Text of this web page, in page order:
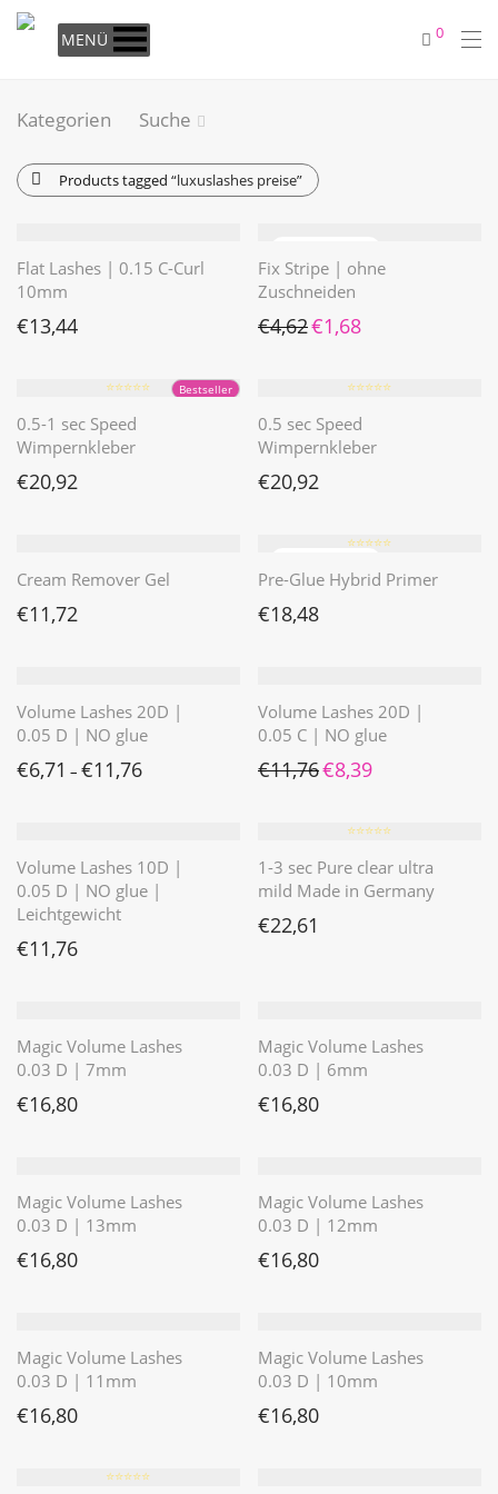
MENÜ 0
Kategorien Suche
Products tagged “luxuslashes preise”
Flat Lashes | 0.15 C-Curl
10mm
€13,44
Fix Stripe | ohne
Zuschneiden
€4,62 Ursprünglicher Preis war:
€1,68
Bestseller
⭐️⭐️⭐️⭐️⭐️
0.5-1 sec Speed
Wimpernkleber
€20,92
⭐️⭐️⭐️⭐️⭐️
0.5 sec Speed
Wimpernkleber
€20,92
Cream Remover Gel
€11,72
⭐️⭐️⭐️⭐️⭐️
Pre-Glue Hybrid Primer
€18,48
Volume Lashes 20D |
0.05 D | NO glue
€6,71 – €11,76
Volume Lashes 20D |
0.05 C | NO glue
€11,76 Ursprünglicher Preis war:
€8,39Aktueller Preis ist:
Volume Lashes 10D |
0.05 D | NO glue |
Leichtgewicht
€11,76
⭐️⭐️⭐️⭐️⭐️
1-3 sec Pure clear ultra
mild Made in Germany
€22,61
Magic Volume Lashes
0.03 D | 7mm
€16,80
Magic Volume Lashes
0.03 D | 6mm
€16,80
Magic Volume Lashes
0.03 D | 13mm
€16,80
Magic Volume Lashes
0.03 D | 12mm
€16,80
Magic Volume Lashes
0.03 D | 11mm
€16,80
Magic Volume Lashes
0.03 D | 10mm
€16,80
⭐️⭐️⭐️⭐️⭐️